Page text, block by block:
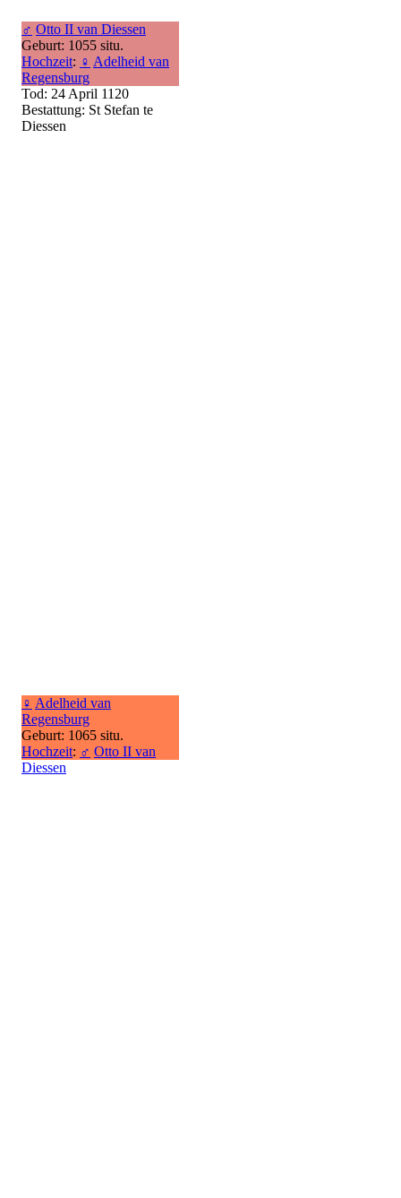
♂ Otto II van Diessen
Geburt: 1055 situ.
Hochzeit: ♀ Adelheid van
Regensburg
Tod: 24 April 1120
Bestattung: St Stefan te
Diessen
♀ Adelheid van
Regensburg
Geburt: 1065 situ.
Hochzeit: ♂ Otto II van
Diessen